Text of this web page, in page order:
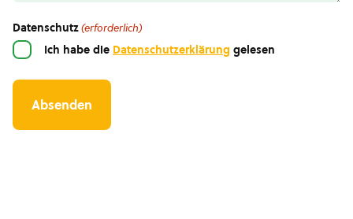
Datenschutz(erforderlich)
Ich habe die Datenschutzerklärung gelesen